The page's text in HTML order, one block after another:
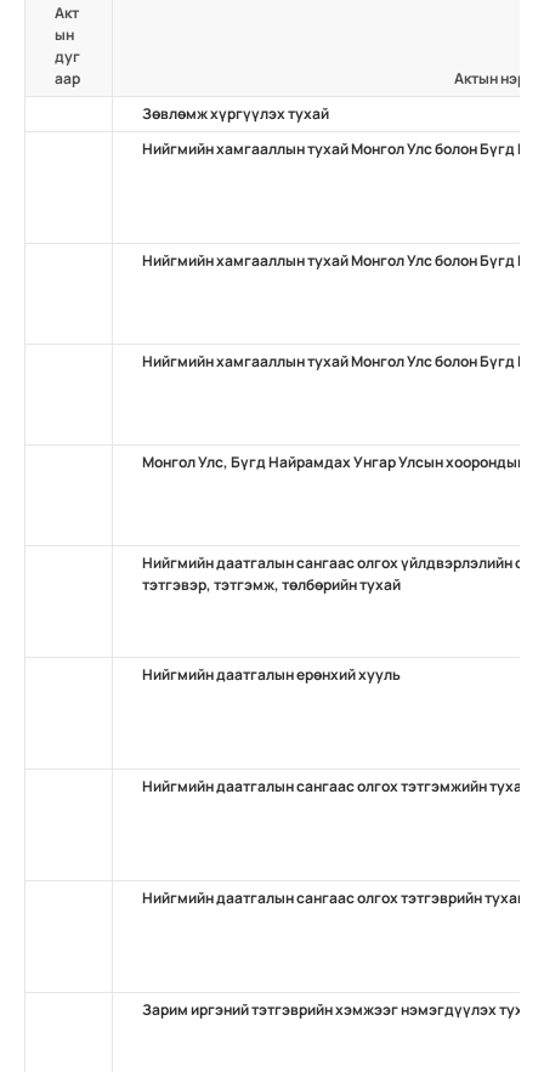
Акт
ын
дуг
аар
Актын нэр
Зөвлөмж хүргүүлэх тухай
Нийгмийн хамгааллын тухай Монгол Улс болон Бүгд
Нийгмийн хамгааллын тухай Монгол Улс болон Бүгд
Нийгмийн хамгааллын тухай Монгол Улс болон Бүгд
Монгол Улс, Бүгд Найрамдах Унгар Улсын хоорондын
Нийгмийн даатгалын сангаас олгох үйлдвэрлэлийн
тэтгэвэр, тэтгэмж, төлбөрийн тухай
Нийгмийн даатгалын ерөнхий хууль
Нийгмийн даатгалын сангаас олгох тэтгэмжийн тухай
Нийгмийн даатгалын сангаас олгох тэтгэврийн тухай
Зарим иргэний тэтгэврийн хэмжээг нэмэгдүүлэх тухай